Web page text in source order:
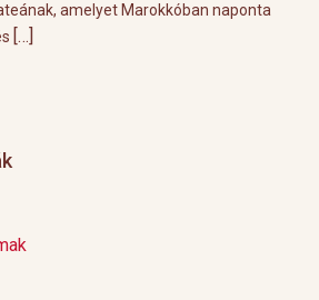
amelyet Marokkóban naponta
[…]